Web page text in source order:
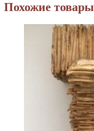
Похожие товары